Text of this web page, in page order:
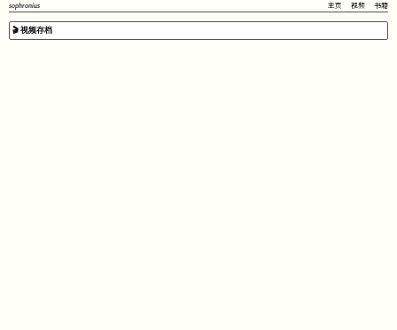
sophronius 主页 视频 书籍
🎬 视频存档